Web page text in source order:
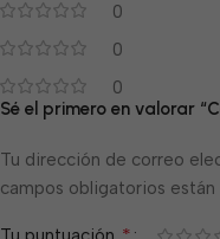
0
0
0
Sé el primero en valorar
Tu dirección de correo
campos obligatorios están